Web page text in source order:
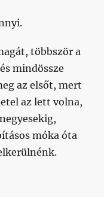
többször a
mindössze
az elsőt, mert
az lett volna,
móka óta
ezzel továbbfejelt